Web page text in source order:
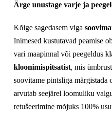
Ärge unustage varje ja
Kõige sagedasem viga
Inimesed kustutavad peamise
vari maapinnal või peegeldus
kloonimispitsatist, mis
soovitame pintsliga märgistada
arvutab seejärel loomuliku
retušeerimine mõjuks 100%